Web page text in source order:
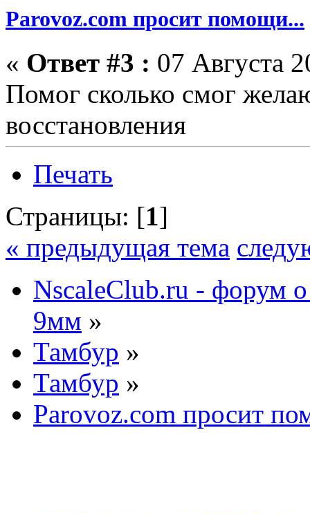
Parovoz.com просит помощи...
« Ответ #3 : 07 Августа
Помог сколько смог
восстановления
Печать
Страницы: [1]
« предыдущая тема
NscaleClub.ru - форум
9мм »
Тамбур »
Тамбур »
Parovoz.com просит